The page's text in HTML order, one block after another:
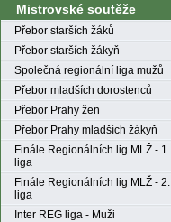
Mistrovské soutěže
Přebor starších žáků
Přebor starších žákyň
Společná regionální liga mužů
Přebor mladších dorostenců
Přebor Prahy žen
Přebor Prahy mladších žákyň
Finále Regionálních lig MLŽ - 1.
liga
Finále Regionálních lig MLŽ - 2.
liga
Inter REG liga - Muži